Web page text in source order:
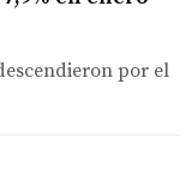
por el